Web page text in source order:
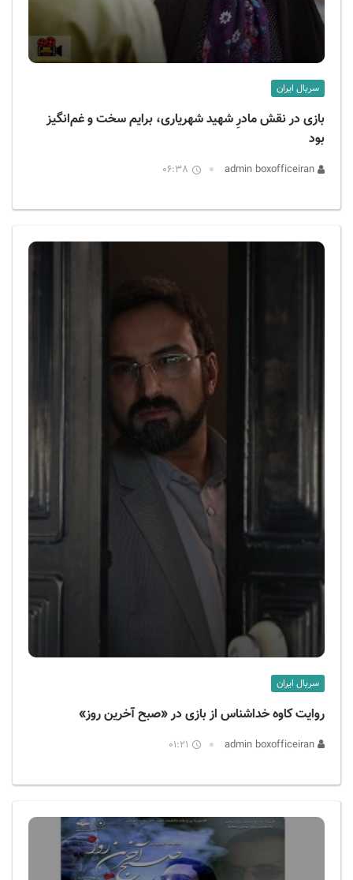
سریال ایران
بازی در نقش مادرِ شهید شهریاری، برایم سخت و غم‌انگیز
بود
06:38
سریال ایران
روایت کاوه خداشناس از بازی در «صبح آخرین روز»
01:21